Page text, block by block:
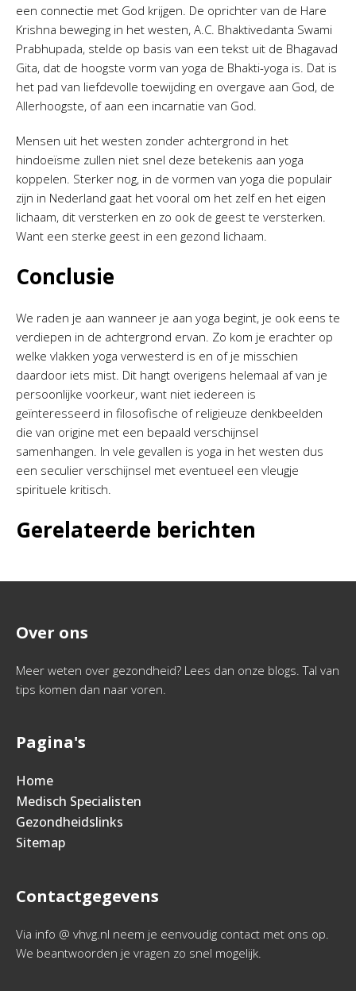
een connectie met God krijgen. De oprichter van de Hare
Krishna beweging in het westen, A.C. Bhaktivedanta Swami
Prabhupada, stelde op basis van een tekst uit de Bhagavad
Gita, dat de hoogste vorm van yoga de Bhakti-yoga is. Dat is
het pad van liefdevolle toewijding en overgave aan God, de
Allerhoogste, of aan een incarnatie van God.
Mensen uit het westen zonder achtergrond in het
hindoeïsme zullen niet snel deze betekenis aan yoga
koppelen. Sterker nog, in de vormen van yoga die populair
zijn in Nederland gaat het vooral om het zelf en het eigen
lichaam, dit versterken en zo ook de geest te versterken.
Want een sterke geest in een gezond lichaam.
Conclusie
We raden je aan wanneer je aan yoga begint, je ook eens te
verdiepen in de achtergrond ervan. Zo kom je erachter op
welke vlakken yoga verwesterd is en of je misschien
daardoor iets mist. Dit hangt overigens helemaal af van je
persoonlijke voorkeur, want niet iedereen is
geïnteresseerd in filosofische of religieuze denkbeelden
die van origine met een bepaald verschijnsel
samenhangen. In vele gevallen is yoga in het westen dus
een seculier verschijnsel met eventueel een vleugje
spirituele kritisch.
Gerelateerde berichten
Over ons
Meer weten over gezondheid? Lees dan onze blogs. Tal van
tips komen dan naar voren.
Pagina's
Home
Medisch Specialisten
Gezondheidslinks
Sitemap
Contactgegevens
Via info @ vhvg.nl neem je eenvoudig contact met ons op.
We beantwoorden je vragen zo snel mogelijk.